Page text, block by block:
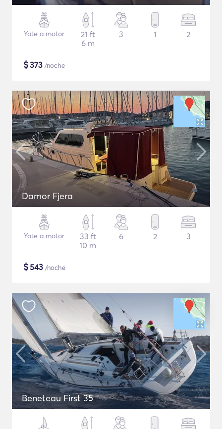
Yate a motor
21 ft
6 m
3 1 2
$373 /noche
Damor Fjera
Yate a motor
33 ft
10 m
6 2 3
$543 /noche
Beneteau First 35